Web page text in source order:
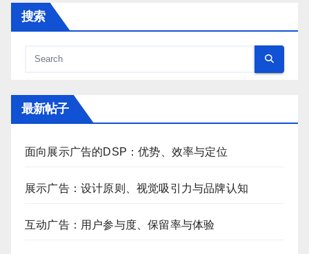
搜索
最新帖子
面向展示广告的DSP：优势、效率与定位
展示广告：设计原则、视觉吸引力与品牌认知
互动广告：用户参与度、保留率与体验